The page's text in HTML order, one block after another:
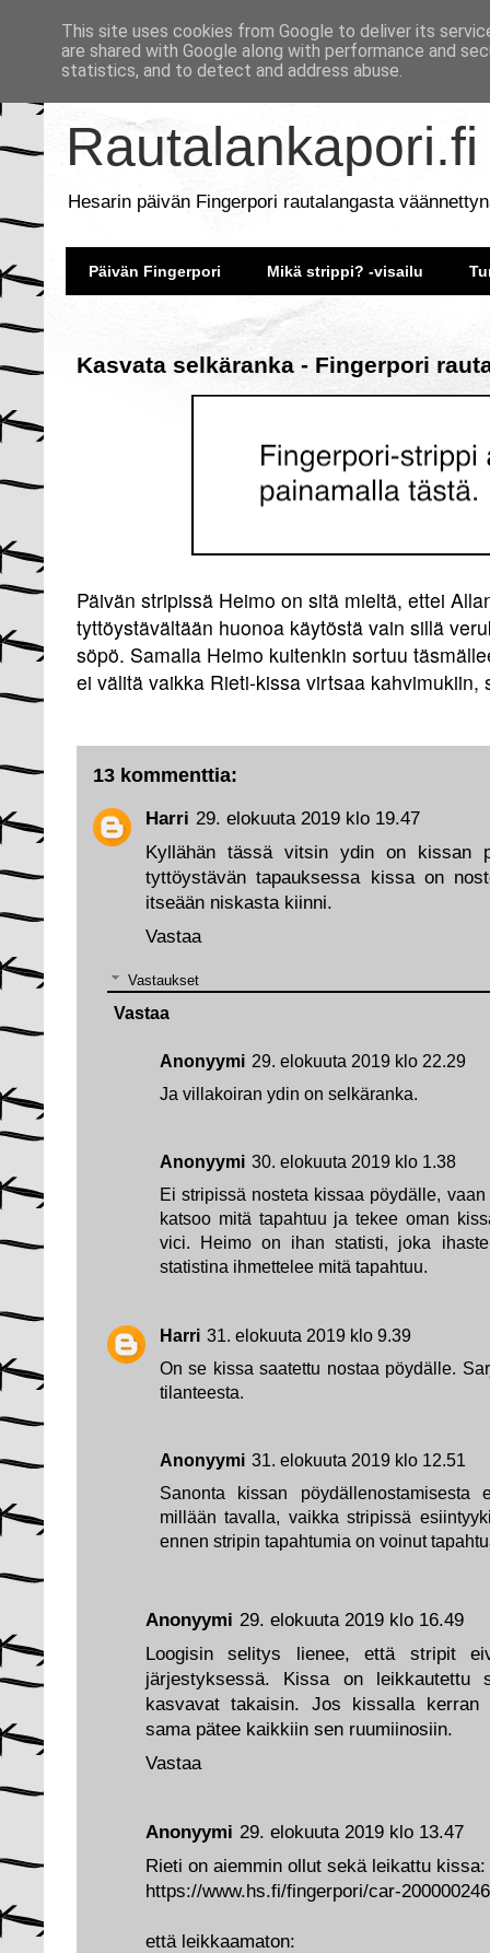
Rautalankapori.fi
Hesarin päivän Fingerpori rautalangasta
Päivän Fingerpori Mikä strippi? -visailu
Kasvata selkäranka - Fingerpori
Päivän stripissä Heimo on sitä mieltä, ettei
tyttöystävältään huonoa käytöstä vain sillä
söpö. Samalla Heimo kuitenkin sortuu
ei välitä vaikka Rieti-kissa virtsaa kahvimukiin,
13 kommenttia:
Anonyymi 29. elokuuta 2019 klo 13.47
Rieti on aiemmin ollut sekä leikattu kissa:
https://www.hs.fi/fingerpori/car-
että leikkaamaton:
Anonyymi 29. elokuuta 2019 klo 16.49
Loogisin selitys lienee, että stripit
järjestyksessä. Kissa on
kasvavat takaisin. Jos kissalla kerran
sama pätee kaikkiin sen ruumiinosiin.
Vastaa
Harri 29. elokuuta 2019 klo 19.47
Kyllähän tässä vitsin ydin on kissan
tyttöystävän tapauksessa kissa on
itseään niskasta kiinni.
Vastaa
Vastaukset
Anonyymi 29. elokuuta 2019 klo 22.29
Ja villakoiran ydin on selkäranka.
Anonyymi 30. elokuuta 2019 klo 1.38
Ei stripissä nosteta kissaa pöydälle,
katsoo mitä tapahtuu ja tekee oman
vici. Heimo on ihan statisti, joka
statistina ihmettelee mitä tapahtuu.
Harri 31. elokuuta 2019 klo 9.39
On se kissa saatettu nostaa pöydälle.
tilanteesta.
Anonyymi 31. elokuuta 2019 klo 12.51
Sanonta kissan
millään tavalla, vaikka stripissä
ennen stripin tapahtumia on voinut
Vastaa
This site uses cookies from Google to deliver its
are shared with Google along with performance and
statistics, and to detect and address abuse.